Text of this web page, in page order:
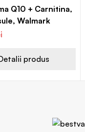
Q10 + Carnitina,
Walmark
produs